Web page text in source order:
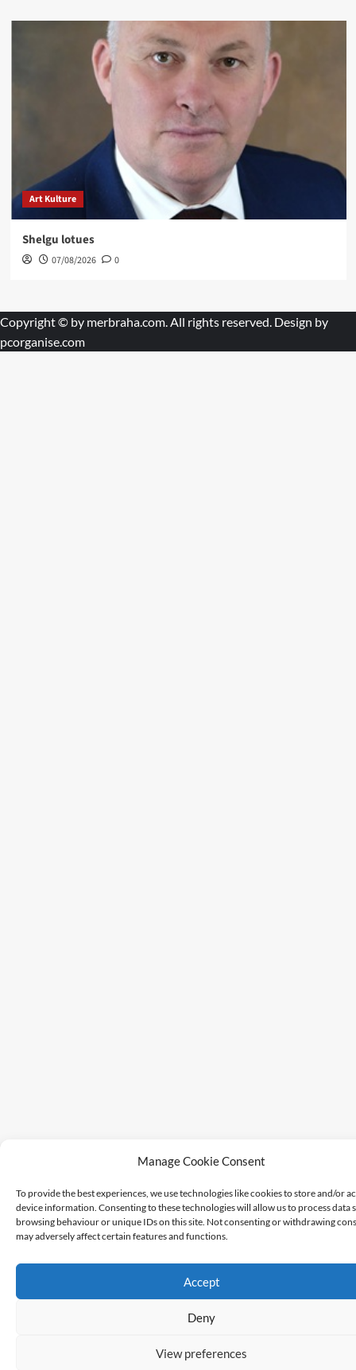
Manage Cookie Consent
To provide the best experiences, we use technologies like cookies to store and/or
device information. Consenting to these technologies will allow us to process data
browsing behaviour or unique IDs on this site. Not consenting or withdrawing
may adversely affect certain features and functions.
Accept
Deny
View preferences
Art Kulture
Shelgu lotues
07/08/2026 0
Copyright © by merbraha.com. All rights reserved. Design by
pcorganise.com